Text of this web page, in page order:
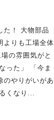
た！ 大物部品
よりも工場全体
の雰囲気がと
った」 「今ま
のやりがいがあ
くなり...